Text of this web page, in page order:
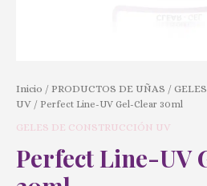
Inicio / PRODUCTOS DE UÑAS /
UV / Perfect Line-UV Gel-Clear 30ml
GELES DE CONSTRUCCIÓN UV
Perfect Line-UV